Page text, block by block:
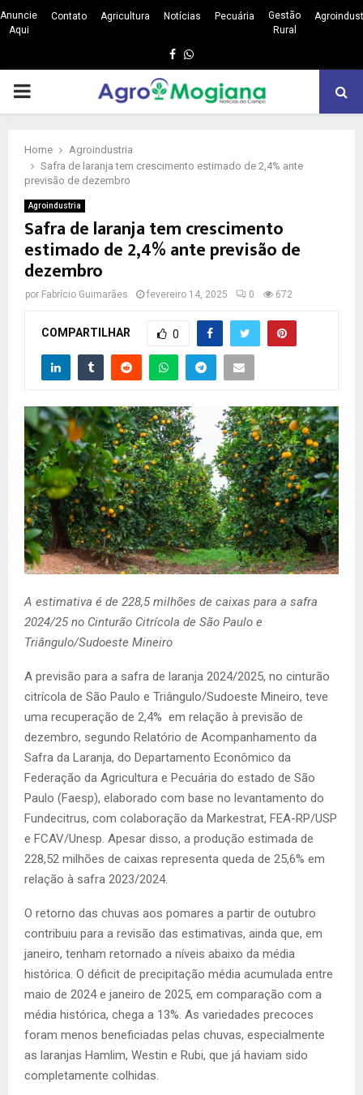
Anuncie
Aqui
Contato Agricultura Notícias Pecuária
Gestão
Rural
Facebook
Whatsapp
PRIMARY
Home
Agroindustria
Safra de laranja tem crescimento estimado de 2,4% ante
previsão de dezembro
Agroindustria
Safra de laranja tem crescimento
estimado de 2,4% ante previsão de
dezembro
por Fabrício Guimarães fevereiro 14, 2025 0 672
COMPARTILHAR 0
A estimativa é de 228,5 milhões de caixas para a safra
2024/25 no Cinturão Citrícola de São Paulo e
Triângulo/Sudoeste Mineiro
A previsão para a safra de laranja 2024/2025, no cinturão
citrícola de São Paulo e Triângulo/Sudoeste Mineiro, teve
uma recuperação de 2,4% em relação à previsão de
dezembro, segundo Relatório de Acompanhamento da
Safra da Laranja, do Departamento Econômico da
Federação da Agricultura e Pecuária do estado de São
Paulo (Faesp), elaborado com base no levantamento do
Fundecitrus, com colaboração da Markestrat, FEA-RP/USP
e FCAV/Unesp. Apesar disso, a produção estimada de
228,52 milhões de caixas representa queda de 25,6% em
relação à safra 2023/2024.
O retorno das chuvas aos pomares a partir de outubro
contribuiu para a revisão das estimativas, ainda que, em
janeiro, tenham retornado a níveis abaixo da média
histórica. O déficit de precipitação média acumulada entre
maio de 2024 e janeiro de 2025, em comparação com a
média histórica, chega a 13%. As variedades precoces
foram menos beneficiadas pelas chuvas, especialmente
as laranjas Hamlim, Westin e Rubi, que já haviam sido
completamente colhidas.